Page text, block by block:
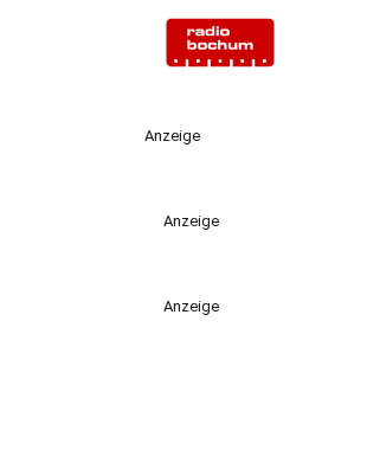
Anzeige
Anzeige
Anzeige